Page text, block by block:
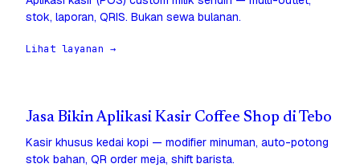
stok, laporan, QRIS. Bukan sewa bulanan.
Lihat layanan →
Jasa Bikin Aplikasi Kasir Coffee Shop di Tebo
Kasir khusus kedai kopi — modifier minuman, auto-potong
stok bahan, QR order meja, shift barista.